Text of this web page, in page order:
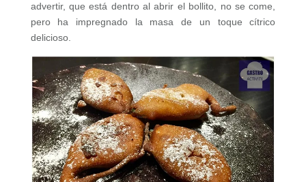
advertir, que está dentro al abrir el bollito, no se come,
pero ha impregnado la masa de un toque cítrico
delicioso.